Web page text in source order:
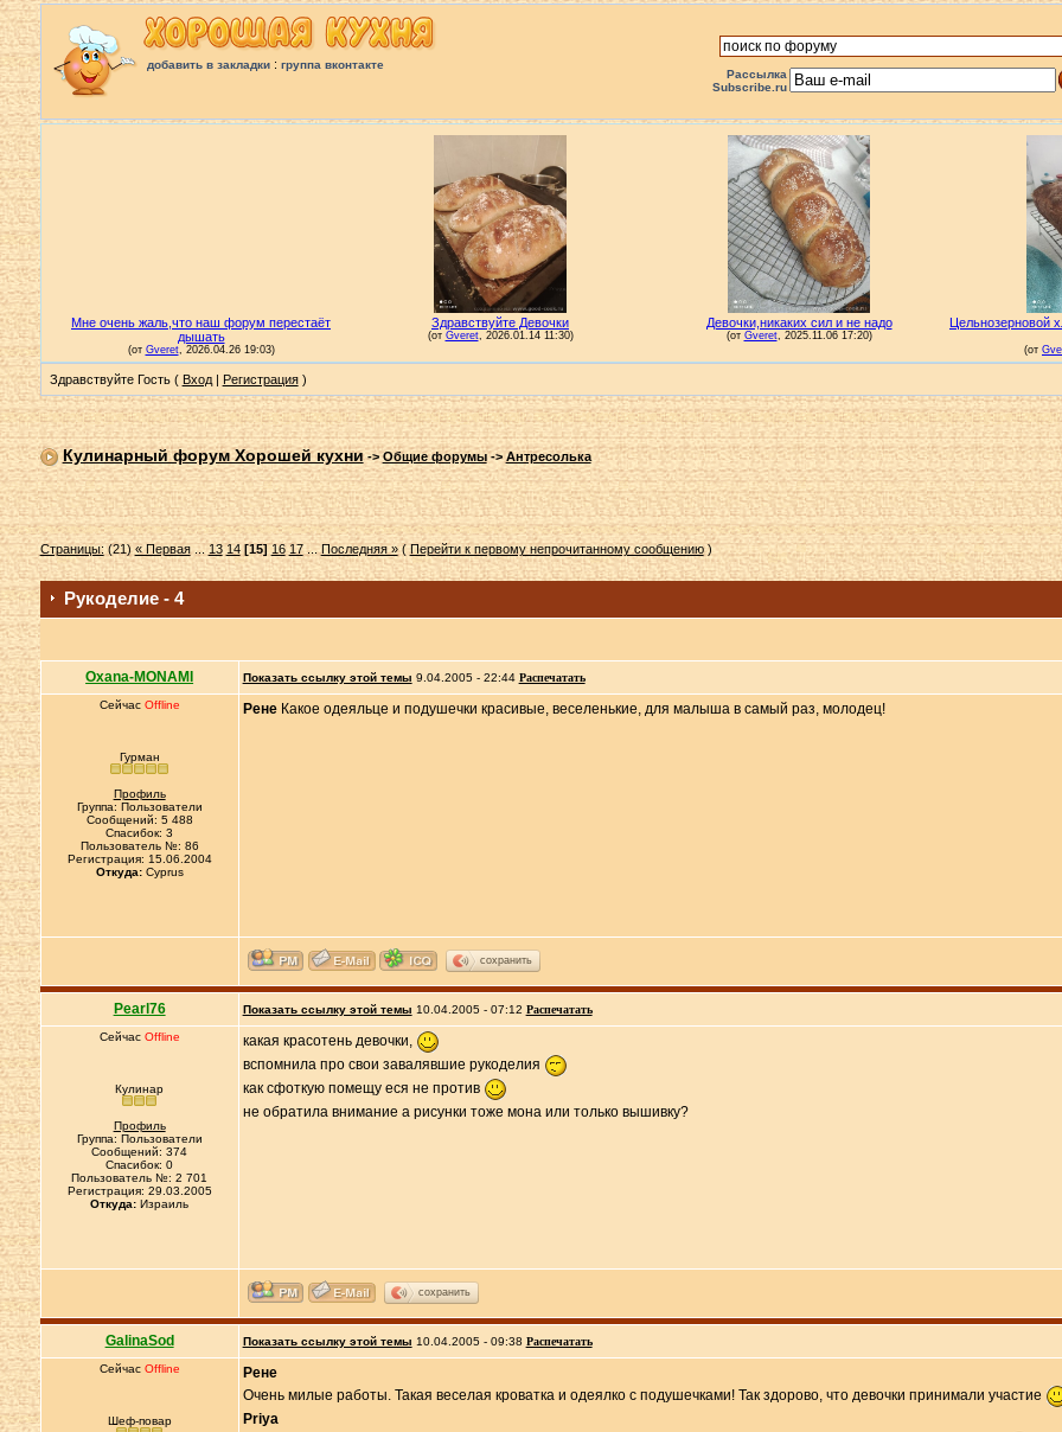
добавить в закладки: группа вконтакте
Рассылка
Subscribe.ru
Здравствуйте Гость ( Вход| Регистрация)
Кулинарный форум Хорошей кухни->Общие форумы-> Антресолька
Страницы:(21)« Первая...13 14 [15] 16 17...Последняя »(Перейти к первому непрочитанному сообщению)
Рукоделие - 4
Oxana-MONAMI Показать ссылку этой темы 9.04.2005 - 22:44 Распечатать
Сейчас Offline
Гурман
Профиль
Группа: Пользователи
Сообщений: 5 488
Спасибок: 3
Пользователь №: 86
Регистрация: 15.06.2004
Откуда:Cyprus
РенеКакое одеяльце и подушечки красивые, веселенькие, для малыша в самый раз, молодец!
сохранить
Pearl76 Показать ссылку этой темы 10.04.2005 - 07:12 Распечатать
Сейчас Offline
Кулинар
Профиль
Группа: Пользователи
Сообщений: 374
Спасибок: 0
Пользователь №: 2 701
Регистрация: 29.03.2005
Откуда: Израиль
какая красотень девочки,
вспомнила про свои завалявшие рукоделия
как сфоткую помещу еся не против
не обратила внимание а рисунки тоже мона или только вышивку?
сохранить
GalinaSod Показать ссылку этой темы 10.04.2005 - 09:38 Распечатать
Сейчас Offline
Шеф-повар
Рене
Очень милые работы. Такая веселая кроватка и одеялко с подушечками! Так здорово, что девочки принимали участие
Priya